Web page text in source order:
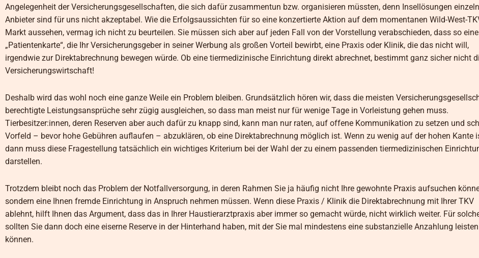
Angelegenheit der Versicherungsgesellschaften, die sich dafür zusammentun bzw. organisieren müssten, denn Insellösungen
Anbieter sind für uns nicht akzeptabel. Wie die Erfolgsaussichten für so eine konzertierte Aktion auf dem momentanen Wild-West-
Markt aussehen, vermag ich nicht zu beurteilen. Sie müssen sich aber auf jeden Fall von der Vorstellung verabschieden, dass so
„Patientenkarte“, die Ihr Versicherungsgeber in seiner Werbung als großen Vorteil bewirbt, eine Praxis oder Klinik, die das nicht will,
irgendwie zur Direktabrechnung bewegen würde. Ob eine tiermedizinische Einrichtung direkt abrechnet, bestimmt ganz sicher nicht
Versicherungswirtschaft!
Deshalb wird das wohl noch eine ganze Weile ein Problem bleiben. Grundsätzlich hören wir, dass die meisten
berechtigte Leistungsansprüche sehr zügig ausgleichen, so dass man meist nur für wenige Tage in Vorleistung gehen muss.
Tierbesitzer:innen, deren Reserven aber auch dafür zu knapp sind, kann man nur raten, auf offene Kommunikation zu setzen und
Vorfeld – bevor hohe Gebühren auflaufen – abzuklären, ob eine Direktabrechnung möglich ist. Wenn zu wenig auf der hohen Kante
dann muss diese Fragestellung tatsächlich ein wichtiges Kriterium bei der Wahl der zu einem passenden tiermedizinischen
darstellen.
Trotzdem bleibt noch das Problem der Notfallversorgung, in deren Rahmen Sie ja häufig nicht Ihre gewohnte Praxis aufsuchen
sondern eine Ihnen fremde Einrichtung in Anspruch nehmen müssen. Wenn diese Praxis / Klinik die Direktabrechnung mit Ihrer TKV
ablehnt, hilft Ihnen das Argument, dass das in Ihrer Haustierarztpraxis aber immer so gemacht würde, nicht wirklich weiter. Für
sollten Sie dann doch eine eiserne Reserve in der Hinterhand haben, mit der Sie mal mindestens eine substanzielle Anzahlung leisten
können.